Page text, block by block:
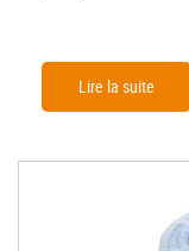
Lire la suite